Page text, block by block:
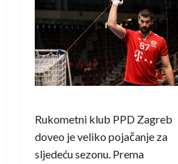
Rukometni klub PPD Zagreb
doveo je veliko pojačanje za
sljedeću sezonu. Prema